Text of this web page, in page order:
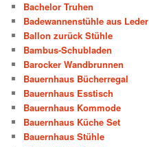
Bachelor Truhen
Badewannenstühle aus Leder
Ballon zurück Stühle
Bambus-Schubladen
Barocker Wandbrunnen
Bauernhaus Bücherregal
Bauernhaus Esstisch
Bauernhaus Kommode
Bauernhaus Küche Set
Bauernhaus Stühle